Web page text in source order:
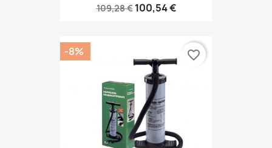
109,28 € 100,54 €
-8% favorite_border